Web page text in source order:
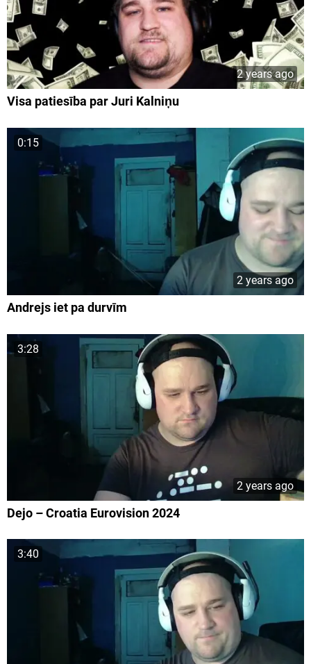
2 years ago
Visa patiesība par Juri Kalniņu
0:15
2 years ago
Andrejs iet pa durvīm
3:28
2 years ago
Dejo – Croatia Eurovision 2024
3:40